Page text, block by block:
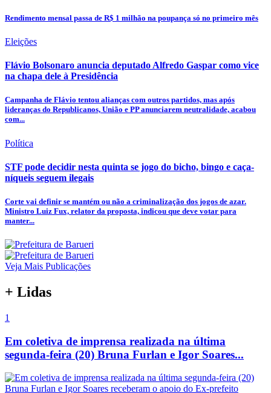
Rendimento mensal passa de R$ 1 milhão na poupança só no primeiro mês
Eleições
Flávio Bolsonaro anuncia deputado Alfredo Gaspar como vice
na chapa dele à Presidência
Campanha de Flávio tentou alianças com outros partidos, mas após
lideranças do Republicanos, União e PP anunciarem neutralidade, acabou
com...
Política
STF pode decidir nesta quinta se jogo do bicho, bingo e caça-
níqueis seguem ilegais
Corte vai definir se mantém ou não a criminalização dos jogos de azar.
Ministro Luiz Fux, relator da proposta, indicou que deve votar para
manter...
Veja Mais Publicações
+ Lidas
1
Em coletiva de imprensa realizada na última
segunda-feira (20) Bruna Furlan e Igor Soares...